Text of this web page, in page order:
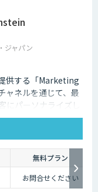
ジャパン
供する「Marketing
ャネルを通じて、最
にパーソナライズし
無料プラン
お問合せください